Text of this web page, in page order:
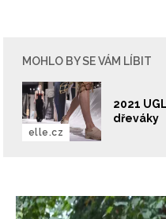
MOHLO BY SE VÁM LÍBIT
2021
dřeváky
elle.cz